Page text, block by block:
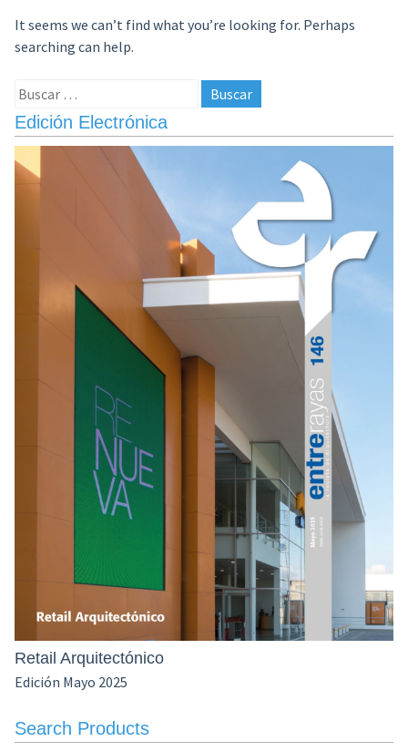
It seems we can’t find what you’re looking for. Perhaps
searching can help.
Buscar:
Edición Electrónica
Retail Arquitectónico
Edición Mayo 2025
Search Products